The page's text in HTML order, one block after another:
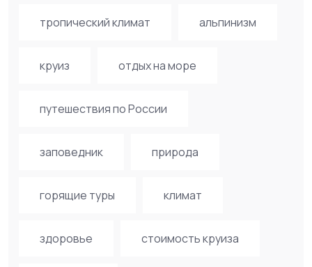
тропический климат альпинизм
круиз отдых на море
путешествия по России
заповедник природа
горящие туры климат
здоровье стоимость круиза